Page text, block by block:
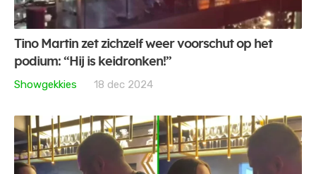
Tino Martin zet zichzelf weer voorschut op het
podium: “Hij is keidronken!”
Showgekkies
18 dec 2024